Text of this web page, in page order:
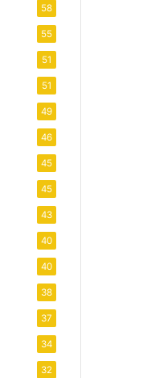
58
55
51
51
49
46
45
45
43
40
40
38
37
34
32